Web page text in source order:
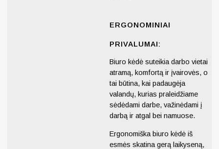
ERGONOMINIAI
PRIVALUMAI:
Biuro kėdė suteikia darbo vietai
atramą, komfortą ir įvairovės, o
tai būtina, kai padaugėja
valandų, kurias praleidžiame
sėdėdami darbe, važinėdami į
darbą ir atgal bei namuose.
Ergonomiška biuro kėdė iš
esmės skatina gerą laikyseną,